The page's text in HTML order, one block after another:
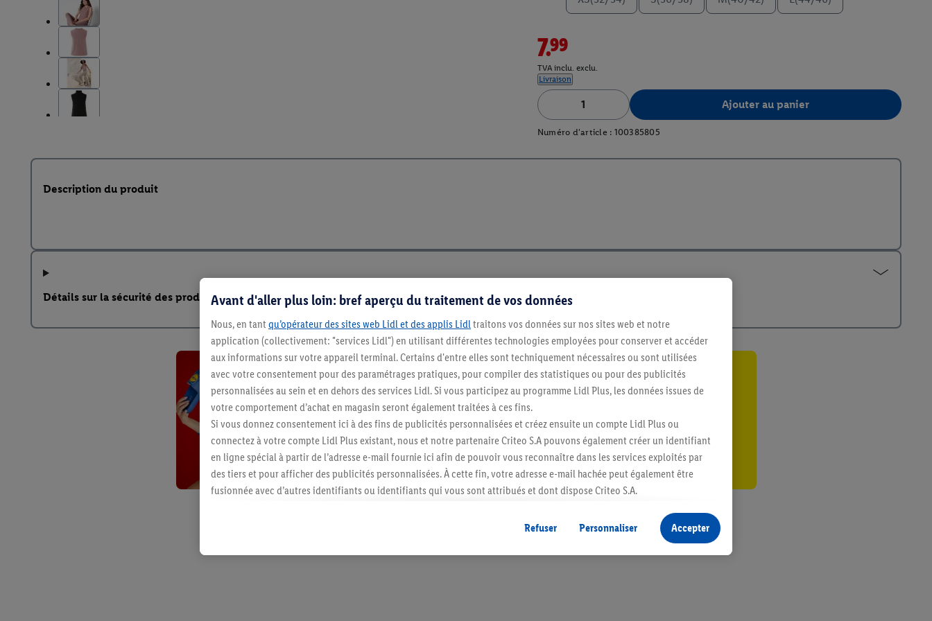
7.99
TVA inclu. exclu.
Livraison
Ajouter au panier
Numéro d'article : 100385805
Description du produit
Détails sur la sécurité des produits
Restez au courant
Abonnez-vous à la newsletter
S'abonner
Avant d'aller plus loin: bref aperçu du traitement de vos données
Nous, en tant qu’opérateur des sites web Lidl et des applis Lidl traitons vos données sur nos sites web et notre
application (collectivement: "services Lidl") en utilisant différentes technologies employées pour conserver et accéder
aux informations sur votre appareil terminal. Certains d'entre elles sont techniquement nécessaires ou sont utilisées
avec votre consentement pour des paramétrages pratiques, pour compiler des statistiques ou pour des publicités
personnalisées au sein et en dehors des services Lidl. Si vous participez au programme Lidl Plus, les données issues de
votre comportement d’achat en magasin seront également traitées à ces fins.
Si vous donnez consentement ici à des fins de publicités personnalisées et créez ensuite un compte Lidl Plus ou
connectez à votre compte Lidl Plus existant, nous et notre partenaire Criteo S.A pouvons également créer un identifiant
en ligne spécial à partir de l’adresse e-mail fournie ici afin de pouvoir vous reconnaître dans les services exploités par
des tiers et pour afficher des publicités personnalisées. À cette fin, votre adresse e-mail hachée peut également être
fusionnée avec d’autres identifiants ou identifiants qui vous sont attribués et dont dispose Criteo S.A.
vous avez montré de l’intérêt (par exemple en plaçant le produit dans un panier d’un webshop mais sans procéder à
l’achat) peuvent également être affichées sur plusieurs apppareils et plusieurs services de Lidl si plusieurs terminaux ou
plusieurs services de Lidl peuvent vous être attribués en utilisant votre adresse e-mail hachée et, le cas échéant, d’autres
Refuser Personnaliser Accepter